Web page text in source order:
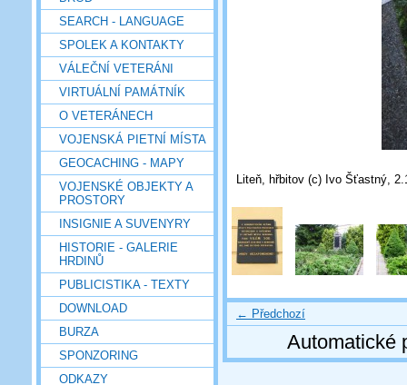
SEARCH - LANGUAGE
SPOLEK A KONTAKTY
VÁLEČNÍ VETERÁNI
VIRTUÁLNÍ PAMÁTNÍK
O VETERÁNECH
VOJENSKÁ PIETNÍ MÍSTA
GEOCACHING - MAPY
VOJENSKÉ OBJEKTY A
PROSTORY
INSIGNIE A SUVENYRY
HISTORIE - GALERIE
HRDINŮ
PUBLICISTIKA - TEXTY
DOWNLOAD
BURZA
SPONZORING
ODKAZY
Liteň, hřbitov (c) Ivo Šťastný,
← Předchozí
Automatické